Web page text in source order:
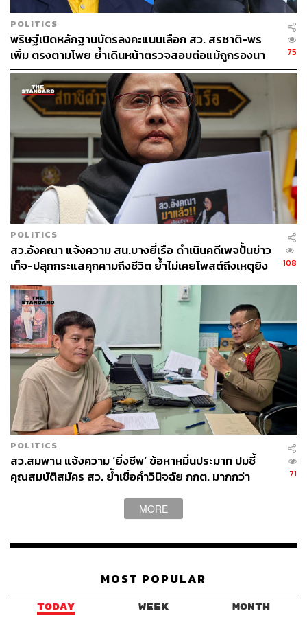
ร้านกาแฟและมื้อสายเปิดใหม่ ไวบ์อบอุ่น ในโครงการ
Woodberry ซอยร่วมฤดี ถ้าหากใครแวะมาเช้าๆ จะได้
บรรยากาศสงบๆ น่านั่งกินมื้อแรกหลังวิ่งเสร็จ โดย Nick จะมี
ทั้งเมนูกาแฟสเปเชียลตี้และอาหารเช้าหลายสัญชาติให้แวะ
มาลอง เช่น French Breakfast, Full English Breakfast หรือ
All American Breakfast
สำหรับราคาอาหารเริ่มต้นที่ 320 บาท ส่วนเครื่องดื่มเริ่มต้นที่
80 บาท
Open:ทุกวัน เวลา 07.00-21.00 น. (วันเสาร์-อาทิตย์ และวัน
อังคาร ปิด 18.00 น.)
Address: ซอยร่วมฤดี
Contact:
Brewlab
POLITICS
พริษฐ์เปิดหลักฐานบัตรลงคะแนนเลือก สว. สรชาติ-พร
เพิ่ม ตรงตามโพย ย้ำเดินหน้าตรวจสอบต่อแม้ถูกรองนา
ยกฯ ฟ้องหมิ่น
75
POLITICS
สว.อังคณา แจ้งความ สน.บางยี่เรือ ดำเนินคดีเพจปั้นข่าว
เท็จ-ปลุกกระแสคุกคามถึงชีวิต ย้ำไม่เคยโพสต์ถึงเหตุยิง
ทหารพราน 5 นาย ที่นราธิวาส
108
POLITICS
สว.สมพาน แจ้งความ ‘ยิ่งชีพ’ ข้อหาหมิ่นประมาท ปมชี้
คุณสมบัติสมัคร สว. ย้ำเชื่อคำวินิจฉัย กกต. มากกว่า
71
MORE
MOST POPULAR
TODAY WEEK MONTH